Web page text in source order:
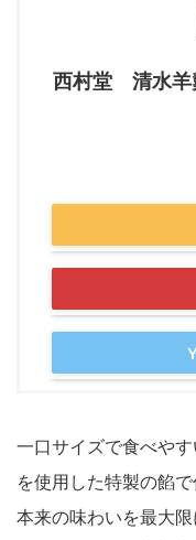
西村堂 清水羊
一口サイズで食べや
を使用した特製の餡
本来の味わいを最大